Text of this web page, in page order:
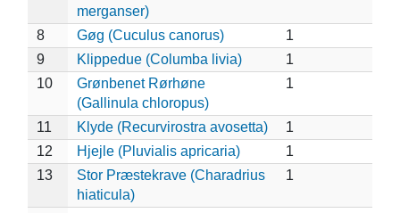
merganser)
8 Gøg (Cuculus canorus)
1
9
Klippedue (Columba livia)
1
10
Grønbenet Rørhøne
(Gallinula chloropus)
1
11 Klyde (Recurvirostra avosetta)
1
12
Hjejle (Pluvialis apricaria)
1
13
Stor Præstekrave (Charadrius
hiaticula)
1